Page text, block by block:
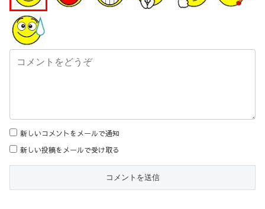
新しいコメントをメールで通知
新しい投稿をメールで受け取る